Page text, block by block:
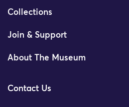
Collections
Join & Support
About The Museum
Contact Us